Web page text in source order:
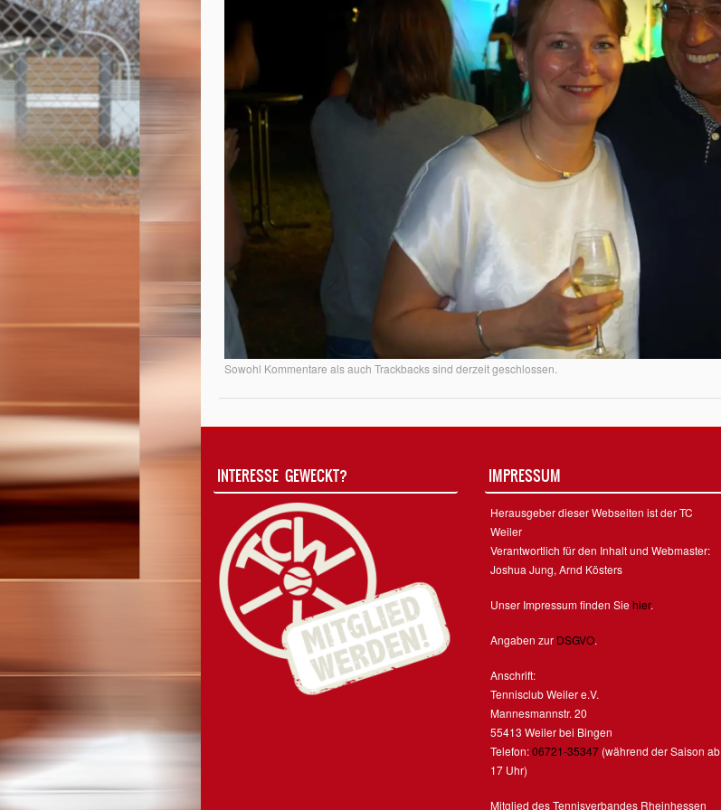
Sowohl Kommentare als auch Trackbacks sind derzeit geschlossen.
INTERESSE GEWECKT? IMPRESSUM
Herausgeber dieser Webseiten ist der TC
Weiler
Verantwortlich für den Inhalt und Webmaster:
Joshua Jung, Arnd Kösters
Unser Impressum finden Siehier.
Angaben zur DSGVO.
Anschrift:
Tennisclub Weiler e.V.
Mannesmannstr. 20
55413 Weiler bei Bingen
Telefon:06721-35347 (während der Saison ab
17 Uhr)
Mitglied des Tennisverbandes Rheinhessen